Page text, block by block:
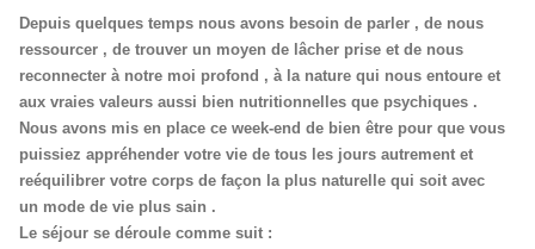
Depuis quelques temps nous avons besoin de parler , de nous
ressourcer , de trouver un moyen de lâcher prise et de nous
reconnecter à notre moi profond , à la nature qui nous entoure et
aux vraies valeurs aussi bien nutritionnelles que psychiques .
Nous avons mis en place ce week-end de bien être pour que vous
puissiez appréhender votre vie de tous les jours autrement et
reéquilibrer votre corps de façon la plus naturelle qui soit avec
un mode de vie plus sain .
Le séjour se déroule comme suit :